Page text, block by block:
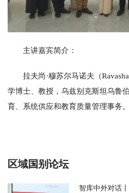
主讲嘉宾简介：
拉夫尚·穆苏尔马诺夫（
学博士、教授，乌兹别克斯坦乌鲁
育、系统供应和教育质量管理事务。
区域国别论坛
智库中外对话